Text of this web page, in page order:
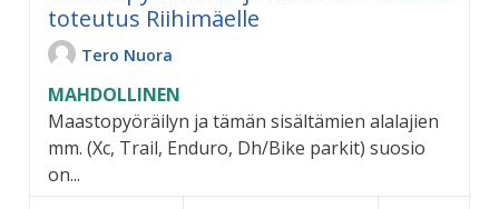
toteutus Riihimäelle
Tero Nuora
MAHDOLLINEN
Maastopyöräilyn ja tämän sisältämien alalajien
mm. (Xc, Trail, Enduro, Dh/Bike parkit) suosio
on...